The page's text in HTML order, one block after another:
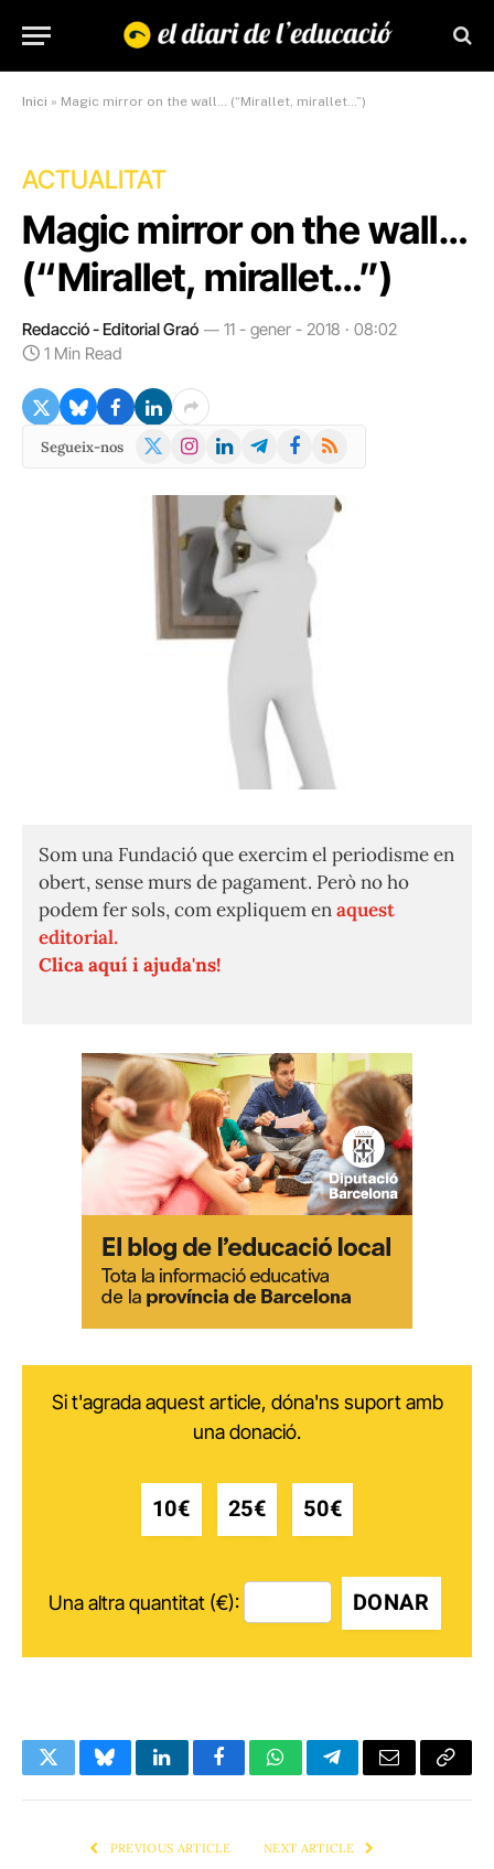
Inici » Magic mirror on the wall… (“Mirallet, mirallet…”)
ACTUALITAT
Magic mirror on the wall…
(“Mirallet, mirallet…”)
Redacció - Editorial Graó
11 - gener - 2018 · 08:02
1 Min Read
Segueix-nos
X
Instagram
LinkedInTelegramFacebook
RSS
Som una Fundació que exercim el periodisme en
obert, sense murs de pagament. Però no ho
podem fer sols, com expliquem enaquest
editorial.
Clica aquí i ajuda'ns!
Si t'agrada aquest article, dóna'ns suport amb
una donació.
10€ 25€ 50€
Una altra quantitat (€): DONAR
TwitterBlueskyLinkedInFacebookWhatsAppTelegramEmail Copy
PREVIOUS ARTICLE NEXT ARTICLE